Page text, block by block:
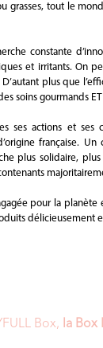
grasses, tout le
constante
et irritants. On
plus que
soins gourmands
ses actions et ses
française.
plus solidaire,
pour la
délicieusement
Box, la Box